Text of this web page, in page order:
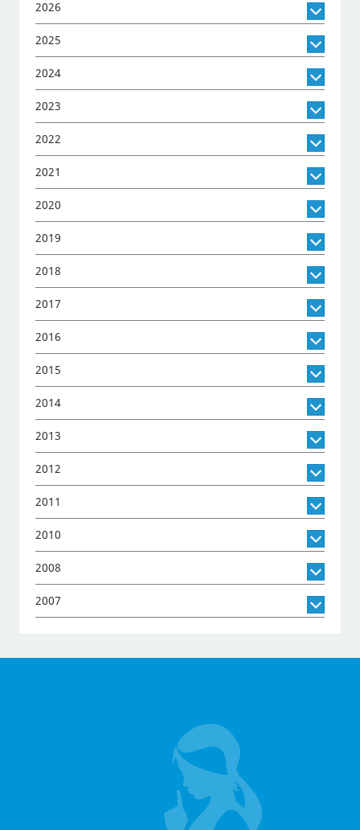
2026
2025
2024
2023
2022
2021
2020
2019
2018
2017
2016
2015
2014
2013
2012
2011
2010
2008
2007